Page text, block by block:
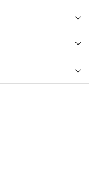
アート
ズ